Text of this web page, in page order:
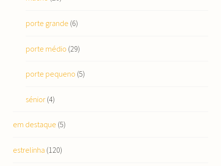
porte grande (6)
porte médio (29)
porte pequeno (5)
sénior(4)
em destaque (5)
estrelinha (120)